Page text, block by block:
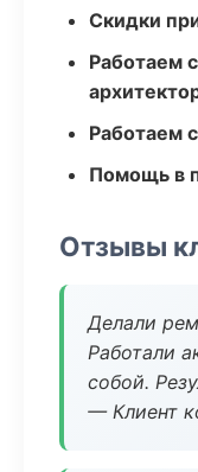
Скидки
Работаем
Работаем
Помощь в
Отзывы
Делали
Работали
собой.
— Клиент